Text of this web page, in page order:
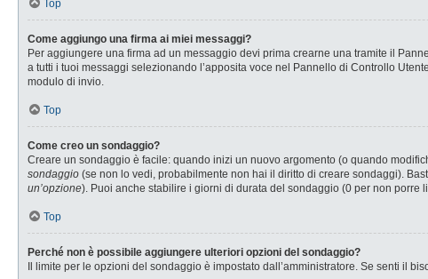
Top
Come aggiungo una firma ai miei messaggi?
Per aggiungere una firma ad un messaggio devi prima crearne una tramite il
a tutti i tuoi messaggi selezionando l’apposita voce nel Pannello di Controllo
modulo di invio.
Top
Come creo un sondaggio?
Creare un sondaggio è facile: quando inizi un nuovo argomento (o quando
sondaggio (se non lo vedi, probabilmente non hai il diritto di creare sondaggi).
un’opzione). Puoi anche stabilire i giorni di durata del sondaggio (0 per non porre
Top
Perché non è possibile aggiungere ulteriori opzioni del sondaggio?
Il limite per le opzioni del sondaggio è impostato dall’amministratore. Se senti il